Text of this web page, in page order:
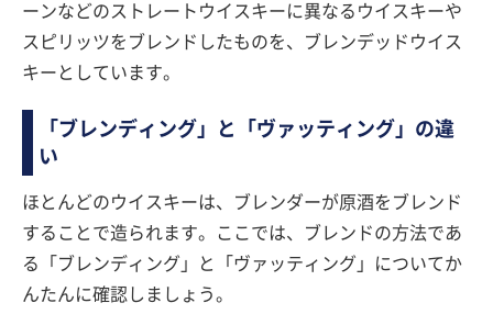
ーンなどのストレートウイスキーに異なるウイスキーや
スピリッツをブレンドしたものを、ブレンデッドウイス
キーとしています。
「ブレンディング」と「ヴァッティング」の違
い
ほとんどのウイスキーは、ブレンダーが原酒をブレンド
することで造られます。ここでは、ブレンドの方法であ
る「ブレンディング」と「ヴァッティング」についてか
んたんに確認しましょう。